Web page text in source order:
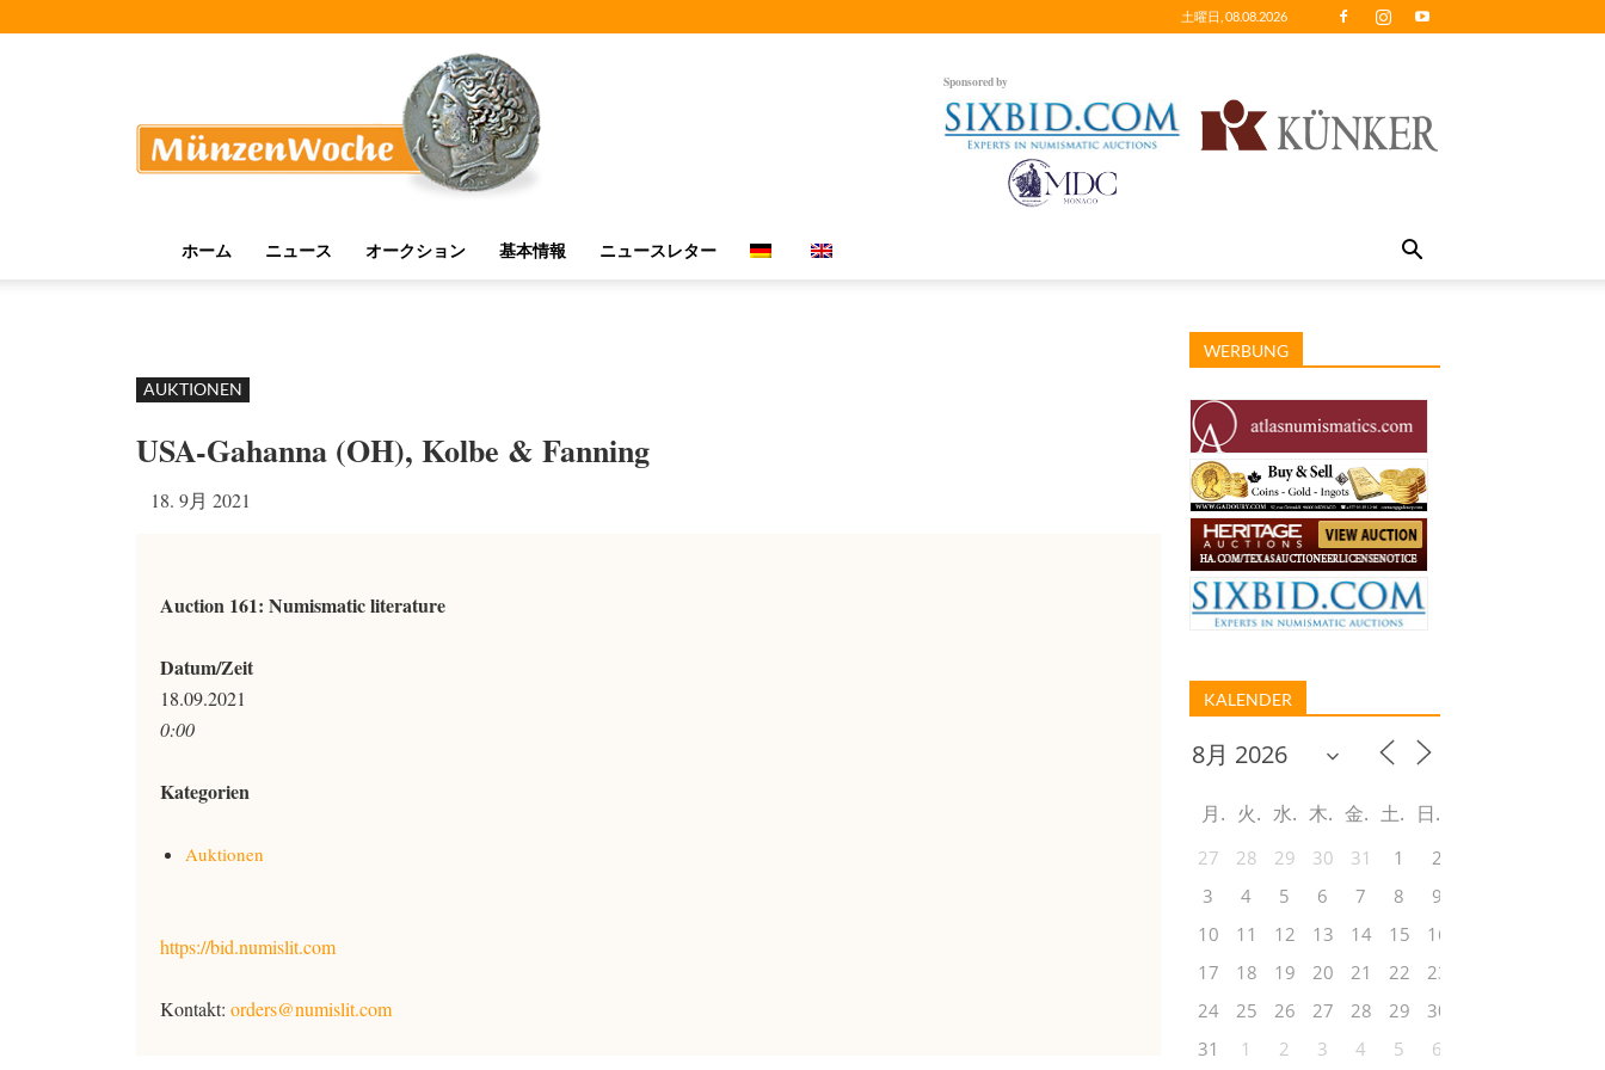
土曜日, 08.08.2026
Sponsored by
ホーム ニュース オークション 基本情報 ニュースレター
AUKTIONEN
USA-Gahanna (OH), Kolbe & Fanning
18. 9月 2021
Auction 161: Numismatic literature
Datum/Zeit
18.09.2021
0:00
Kategorien
Auktionen
https://bid.numislit.com
Kontakt: orders@numislit.com
WERBUNG
KALENDER
月 火 水 木 金 土 日
27 28 29 30 31 1
2
3
4 5 6 7 8
9
10
11 12 13 14 15
16
17
18 19 20 21 22
23
24
25 26 27 28 29
30
31
1 2 3 4 5 6